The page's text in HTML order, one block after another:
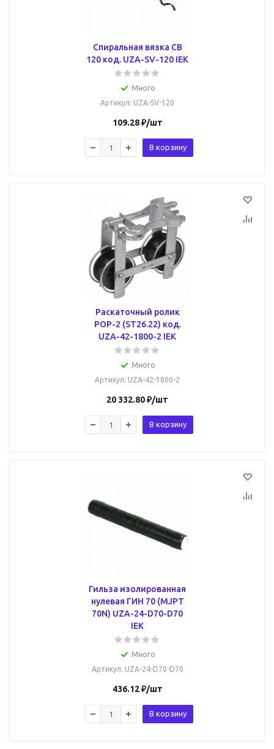
Спиральная вязка СВ
120 код. UZA-SV-120 IEK
Много
Артикул: UZA-SV-120
109.28₽/шт
В корзину
Раскаточный ролик
РОР-2 (ST26.22) код.
UZA-42-1800-2 IEK
Много
Артикул: UZA-42-1800-2
20 332.80₽/шт
В корзину
Гильза изолированная
нулевая ГИН 70 (MJPT
70N) UZA-24-D70-D70
IEK
Много
Артикул: UZA-24-D70-D70
436.12₽/шт
В корзину